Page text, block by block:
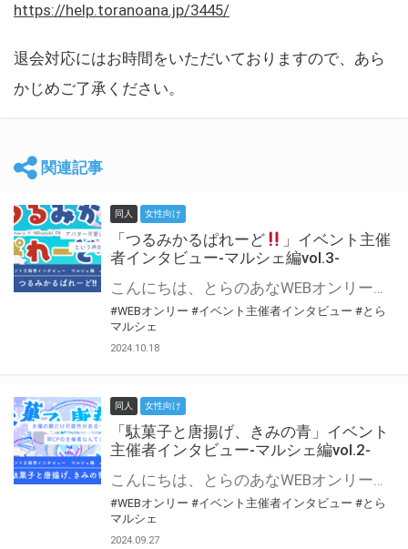
https://help.toranoana.jp/3445/
退会対応にはお時間をいただいておりますので、あら
かじめご了承ください。
関連記事
同人 女性向け
「つるみかるぱれーど
」イベント主催
者インタビュー-マルシェ編vol.3-
こんにちは、とらのあなWEBオンリー運営スタッフです。 新たにお届けする、イベント主催者インタビュー-マルシェ編-は、 とらのあなWEBオンリー「マルシェ」をご利用した主催様に 「マルシェ」を使って開催した感想や心がけをお聞きする企画です。 今回は、WEBオンリー初開催「つるみかるぱれーど
#WEBオンリー #イベント主催者インタビュー #とら
マルシェ
2024.10.18
同人 女性向け
「駄菓子と唐揚げ、きみの青」イベント
主催者インタビュー-マルシェ編vol.2-
こんにちは、とらのあなWEBオンリー運営スタッフです。 新たにお届けする、イベント主催者インタビュー-マルシェ編-は、 とらのあなWEBオンリー「マルシェ」をご利用の主催様に 「マルシェ」を使ってイベントを開催した感想や心がけをお聞きする企画です。 今回は、WEBオンリー初開催「駄菓子と唐揚げ、きみの青」より、 主催のぎこ六屋様にお話を伺いました。 協力：ぎこ六屋様／イベント公式Twitter（@krkgwks） とらのあなWEBオンリー「マルシェ」とは？ WEBオンリーでリアルタイムでコミュニケーションがとれるオンライン会場です。
#WEBオンリー #イベント主催者インタビュー #とら
マルシェ
2024.09.27